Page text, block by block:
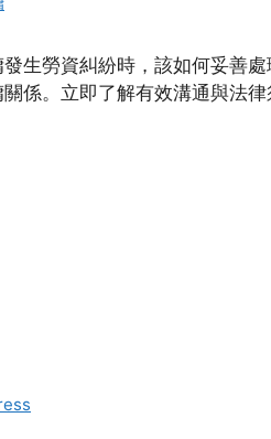
生勞資糾紛時，該如何妥善
係。立即了解有效溝通與法